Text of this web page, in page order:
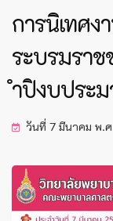
การนิเทศ
ระบรมราช
ำปิงบประ
วันที่ 7 มีนาคม พ.